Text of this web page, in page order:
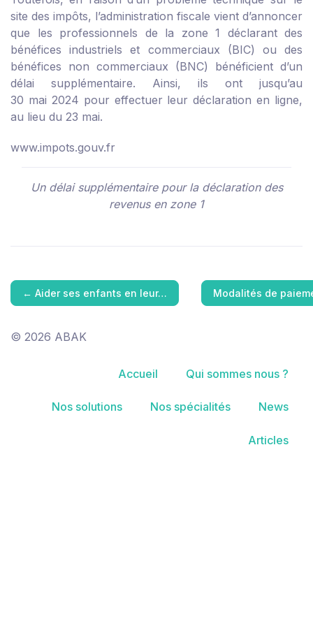
site des impôts, l’administration fiscale vient d’annoncer
que les professionnels de la zone 1 déclarant des
bénéfices industriels et commerciaux (BIC) ou des
bénéfices non commerciaux (BNC) bénéficient d’un
délai supplémentaire. Ainsi, ils ont jusqu’au
30 mai 2024 pour effectuer leur déclaration en ligne,
au lieu du 23 mai.
www.impots.gouv.fr
Un délai supplémentaire pour la déclaration des
revenus en zone 1
← Aider ses enfants en leur… Modalités de
© 2026 ABAK
Accueil Qui sommes nous ?
Nos solutions Nos spécialités News
Articles